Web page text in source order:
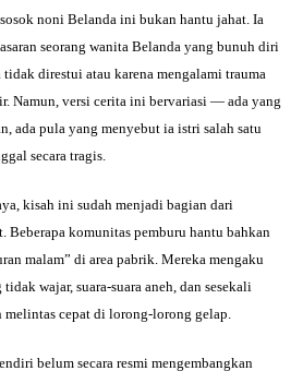
noni Belanda ini bukan hantu jahat. Ia
seorang wanita Belanda yang bunuh diri
direstui atau karena mengalami trauma
Namun, versi cerita ini bervariasi — ada yang
ada pula yang menyebut ia istri salah satu
secara tragis.
kisah ini sudah menjadi bagian dari
Beberapa komunitas pemburu hantu bahkan
malam” di area pabrik. Mereka mengaku
wajar, suara-suara aneh, dan sesekali
cepat di lorong-lorong gelap.
belum secara resmi mengembangkan